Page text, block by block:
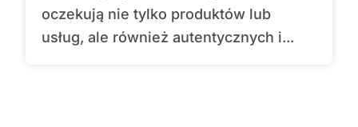
oczekują nie tylko produktów lub
usług, ale również autentycznych i...